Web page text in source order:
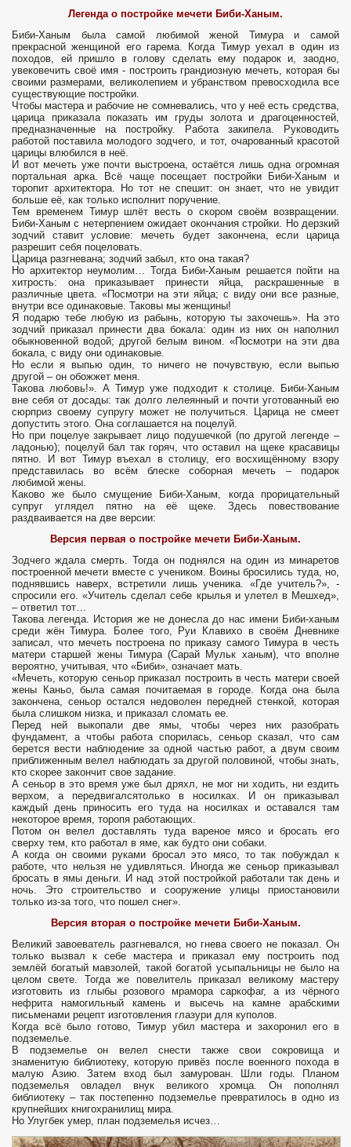
Легенда о постройке мечети Биби-Ханым.
Биби-Ханым была самой любимой женой Тимура и самой
прекрасной женщиной его гарема. Когда Тимур уехал в один из
походов, ей пришло в голову сделать ему подарок и, заодно,
увековечить своё имя - построить грандиозную мечеть, которая бы
своими размерами, великолепием и убранством превосходила все
существующие постройки.
Чтобы мастера и рабочие не сомневались, что у неё есть средства,
царица приказала показать им груды золота и драгоценностей,
предназначенные на постройку. Работа закипела. Руководить
работой поставила молодого зодчего, и тот, очарованный красотой
царицы влюбился в неё.
И вот мечеть уже почти выстроена, остаётся лишь одна огромная
портальная арка. Всё чаще посещает постройки Биби-Ханым и
торопит архитектора. Но тот не спешит: он знает, что не увидит
больше её, как только исполнит поручение.
Тем временем Тимур шлёт весть о скором своём возвращении.
Биби-Ханым с нетерпением ожидает окончания стройки. Но дерзкий
зодчий ставит условие: мечеть будет закончена, если царица
разрешит себя поцеловать.
Царица разгневана; зодчий забыл, кто она такая?
Но архитектор неумолим… Тогда Биби-Ханым решается пойти на
хитрость: она приказывает принести яйца, раскрашенные в
различные цвета. «Посмотри на эти яйца; с виду они все разные,
внутри все одинаковые. Таковы мы женщины!
Я подарю тебе любую из рабынь, которую ты захочешь». На это
зодчий приказал принести два бокала: один из них он наполнил
обыкновенной водой; другой белым вином. «Посмотри на эти два
бокала, с виду они одинаковые.
Но если я выпью один, то ничего не почувствую, если выпью
другой – он обожжет меня.
Такова любовь!». А Тимур уже подходит к столице. Биби-Ханым
вне себя от досады: так долго лелеянный и почти уготованный ею
сюрприз своему супругу может не получиться. Царица не смеет
допустить этого. Она соглашается на поцелуй.
Но при поцелуе закрывает лицо подушечкой (по другой легенде –
ладонью); поцелуй бал так горяч, что оставил на щеке красавицы
пятно. И вот Тимур въехал в столицу, его восхищённому взору
представилась во всём блеске соборная мечеть – подарок
любимой жены.
Каково же было смущение Биби-Ханым, когда прорицательный
супруг углядел пятно на её щеке. Здесь повествование
раздваивается на две версии:
Версия первая о постройке мечети Биби-Ханым.
Зодчего ждала смерть. Тогда он поднялся на один из минаретов
построенной мечети вместе с учеником. Воины бросились туда, но,
поднявшись наверх, встретили лишь ученика. «Где учитель?», -
спросили его. «Учитель сделал себе крылья и улетел в Мешхед»,
– ответил тот…
Такова легенда. История же не донесла до нас имени Биби-ханым
среди жён Тимура. Более того, Руи Клавихо в своём Дневнике
записал, что мечеть построена по приказу самого Тимура в честь
матери старшей жены Тимура (Сарай Мульк ханым), что вполне
вероятно, учитывая, что «Биби», означает мать.
«Мечеть, которую сеньор приказал построить в честь матери своей
жены Каньо, была самая почитаемая в городе. Когда она была
закончена, сеньор остался недоволен передней стенкой, которая
была слишком низка, и приказал сломать ее.
Перед ней выкопали две ямы, чтобы через них разобрать
фундамент, а чтобы работа спорилась, сеньор сказал, что сам
берется вести наблюдение за одной частью работ, а двум своим
приближенным велел наблюдать за другой половиной, чтобы знать,
кто скорее закончит свое задание.
А сеньор в это время уже был дряхл, не мог ни ходить, ни ездить
верхом, а передвигалсятолько в носилках. И он приказывал
каждый день приносить его туда на носилках и оставался там
некоторое время, торопя работающих.
Потом он велел доставлять туда вареное мясо и бросать его
сверху тем, кто работал в яме, как будто они собаки.
А когда он своими руками бросал это мясо, то так побуждал к
работе, что нельзя не удивляться. Иногда же сеньор приказывал
бросать в ямы деньги. И над этой постройкой работали так день и
ночь. Это строительство и сооружение улицы приостановили
только из-за того, что пошел снег».
Версия вторая о постройке мечети Биби-Ханым.
Великий завоеватель разгневался, но гнева своего не показал. Он
только вызвал к себе мастера и приказал ему построить под
землёй богатый мавзолей, такой богатой усыпальницы не было на
целом свете. Тогда же повелитель приказал великому мастеру
изготовить из глыбы розового мрамора саркофаг, а из чёрного
нефрита намогильный камень и высечь на камне арабскими
письменами рецепт изготовления глазури для куполов.
Когда всё было готово, Тимур убил мастера и захоронил его в
подземелье.
В подземелье он велел снести также свои сокровища и
знаменитую библиотеку, которую привёз после военного похода в
малую Азию. Затем вход был замурован. Шли годы. Планом
подземелья овладел внук великого хромца. Он пополнял
библиотеку – так постепенно подземелье превратилось в одно из
крупнейших книгохранилищ мира.
Но Улугбек умер, план подземелья исчез…